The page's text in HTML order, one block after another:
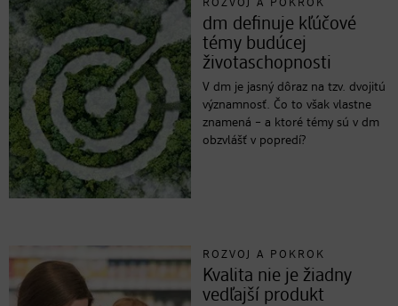
ROZVOJ A POKROK
dm definuje kľúčové
témy budúcej
životaschopnosti
V dm je jasný dôraz na tzv. dvojitú
významnosť. Čo to však vlastne
znamená – a ktoré témy sú v dm
obzvlášť v popredí?
ROZVOJ A POKROK
Kvalita nie je žiadny
vedľajší produkt